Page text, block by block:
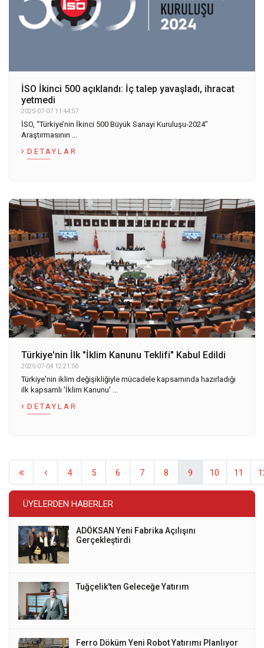
İSO İkinci 500 açıklandı: İç talep yavaşladı, ihracat
yetmedi
2025-07-07 11:44:57
İSO, “Türkiye’nin İkinci 500 Büyük Sanayi Kuruluşu-2024”
Araştırmasının ...
DETAYLAR
Türkiye'nin İlk "İklim Kanunu Teklifi" Kabul Edildi
2025-07-04 12:21:56
Türkiye'nin iklim değişikliğiyle mücadele kapsamında hazırladığı
ilk kapsamlı 'İklim Kanunu' ...
DETAYLAR
4 5 6 7 8 9 10 11
ÜYELERDEN HABERLER
ADÖKSAN Yeni Fabrika Açılışını
Gerçekleştirdi
Tuğçelik'ten Geleceğe Yatırım
Ferro Döküm Yeni Robot Yatırımı Planlıyor